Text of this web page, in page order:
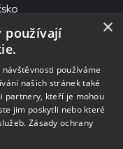
Budějovice
62, 676 02
schránky: chjn2kd
×
používají
používáme
našich stránek také
partnery, kteří je mohou
jim poskytli nebo které
Zásady ochrany